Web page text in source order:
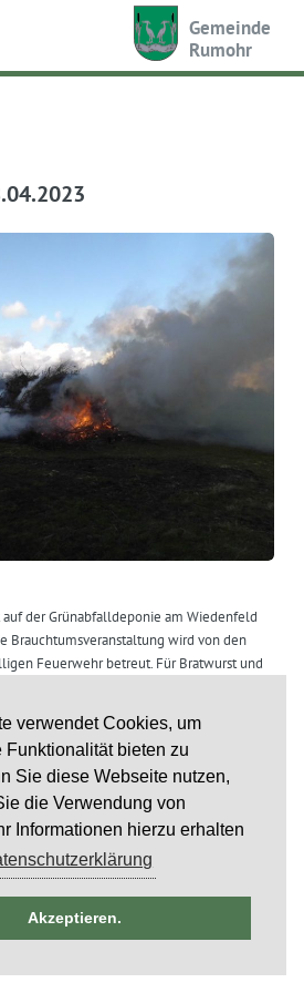
verwendet Cookies, um
Funktionalität bieten zu
Sie diese Webseite nutzen,
die Verwendung von
Informationen hierzu erhalten
Akzeptieren.
Gemeinde
Rumohr
der Grünabfalldeponie am Wiedenfeld
Brauchtumsveranstaltung wird von den
Feuerwehr betreut. Für Bratwurst und
hofft auf eine zahlreiche
Gemeinde Rumohr.
IDE Stampe GmbH